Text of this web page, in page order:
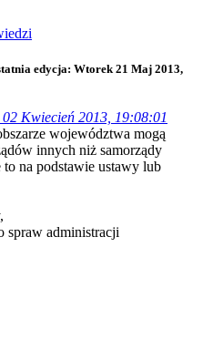
edycja: Wtorek 21 Maj 2013,
Kwiecień 2013, 19:08:01
województwa mogą
innych niż samorządy
na podstawie ustawy lub
spraw administracji